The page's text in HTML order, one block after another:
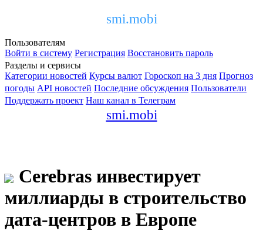
smi.mobi
Пользователям
Войти в систему Регистрация Восстановить пароль
Разделы и сервисы
Категории новостей Курсы валют Гороскоп на 3 дня Прогноз
погоды API новостей Последние обсуждения Пользователи
Поддержать проект Наш канал в Телеграм
smi.mobi
Cerebras инвестирует
миллиарды в строительство
дата-центров в Европе